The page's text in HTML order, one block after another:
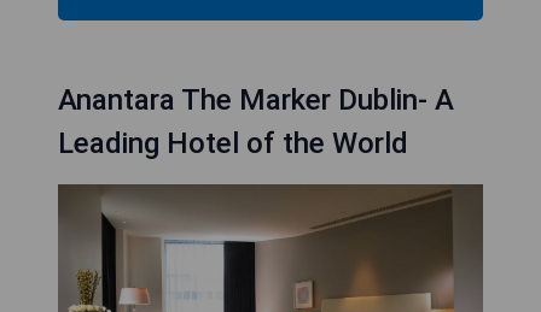
Anantara The Marker Dublin- A
Leading Hotel of the World